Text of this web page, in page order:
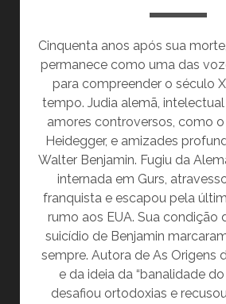
Cinquenta anos após sua
permanece como uma das
para compreender o século
tempo. Judia alemã,
amores controversos, como
Heidegger, e amizades
Walter Benjamin. Fugiu da
internada em Gurs,
franquista e escapou pela
rumo aos EUA. Sua condição
suicídio de Benjamin
sempre. Autora de As Origens
e da ideia da “banalidade
desafiou ortodoxias e